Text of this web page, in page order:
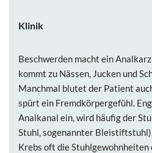
Klinik
Beschwerden macht ein
kommt zu Nässen, Jucken und
Manchmal blutet der Patient
spürt ein Fremdkörpergefühl.
Analkanal ein, wird häufig der
Stuhl, sogenannter
Krebs oft die